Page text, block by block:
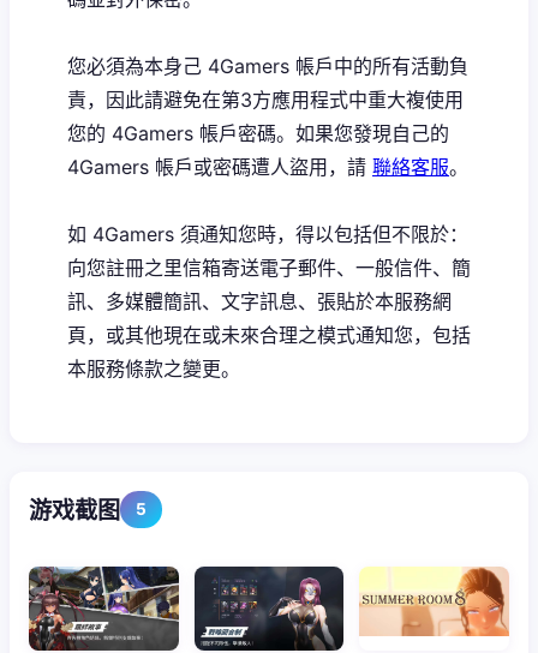
您必須為本身己 4Gamers 帳戶中的所有活動負
責，因此請避免在第3方應用程式中重大複使用
您的 4Gamers 帳戶密碼。如果您發現自己的
4Gamers 帳戶或密碼遭人盜用，請 聯絡客服。
如 4Gamers 須通知您時，得以包括但不限於：
向您註冊之里信箱寄送電子郵件、一般信件、簡
訊、多媒體簡訊、文字訊息、張貼於本服務網
頁，或其他現在或未來合理之模式通知您，包括
本服務條款之變更。
游戏截图 5